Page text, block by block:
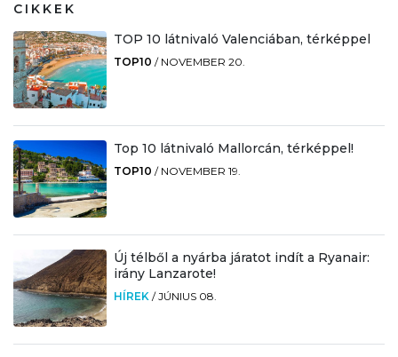
CIKKEK
TOP 10 látnivaló Valenciában, térképpel
TOP10 / NOVEMBER 20.
Top 10 látnivaló Mallorcán, térképpel!
TOP10 / NOVEMBER 19.
Új télből a nyárba járatot indít a Ryanair:
irány Lanzarote!
HÍREK /JÚNIUS 08.